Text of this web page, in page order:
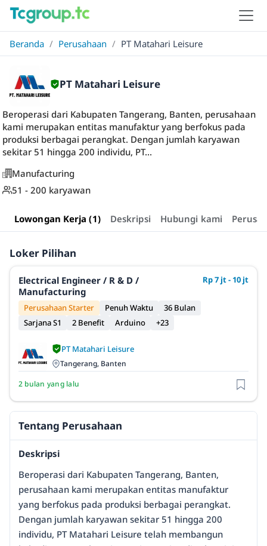
Beranda / Perusahaan / PT Matahari Leisure
PT Matahari Leisure
Beroperasi dari Kabupaten Tangerang, Banten, perusahaan
kami merupakan entitas manufaktur yang berfokus pada
produksi berbagai perangkat. Dengan jumlah karyawan
sekitar 51 hingga 200 individu, PT...
Manufacturing
51 - 200 karyawan
Lowongan Kerja (1) Deskripsi Hubungi kami
Loker Pilihan
Electrical Engineer / R & D /
Manufacturing
Rp 7 jt - 10 jt
Perusahaan Starter Penuh Waktu
36 Bulan
Sarjana S1
2 Benefit Arduino +23
PT Matahari Leisure
Tangerang, Banten
2 bulan yang lalu
Tentang Perusahaan
Deskripsi
Beroperasi dari Kabupaten Tangerang, Banten,
perusahaan kami merupakan entitas manufaktur
yang berfokus pada produksi berbagai perangkat.
Dengan jumlah karyawan sekitar 51 hingga 200
individu, PT Matahari Leisure telah membangun